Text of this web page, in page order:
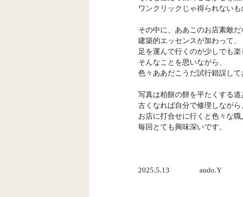
ワンクリックじゃ得られないも
その中に、ああこのお店素敵だ
建築的エッセンスが加わって、
足を運んで行くのが少しでも
そんなことを思いながら、
色々ああだこうだ試行錯誤して
写真は柏餅の餅を平たくする道
古くなれば自分で修理しながら
お店に打合せに行くと色々な
毎回とても興味深いです。
2025.5.13　　　    ando.Y